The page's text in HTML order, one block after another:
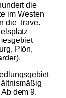
die
im Westen
die Trave.
Plön,
dem 9.